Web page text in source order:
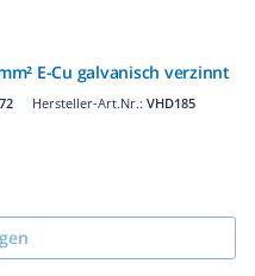
E-Cu galvanisch verzinnt
Hersteller-Art.Nr.: VHD185